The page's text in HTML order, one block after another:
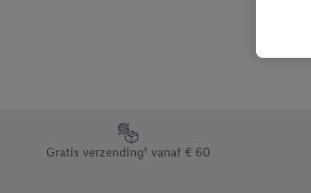
Footerelement met de verschillende USPs van
Gratis verzending¹ vanaf € 60
Als u
u
niet te
Door